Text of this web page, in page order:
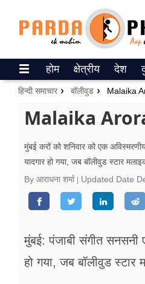
ePaper
वेब स्टोरीज
गैलरी
वीडियो
जीवन मंत्रा
होम क्षेत्रीय देश
हिन्दी समाचार बॉलीवुड Malaika
Malaika Arora
मुंबई करों को शनिवार को एक
यादगार हो गया, जब बॉलीवुड स्टार
By आराधना शर्मा
Updated Date
मुंबई: पंजाबी संगीत सनसनी
हो गया, जब बॉलीवुड स्टार